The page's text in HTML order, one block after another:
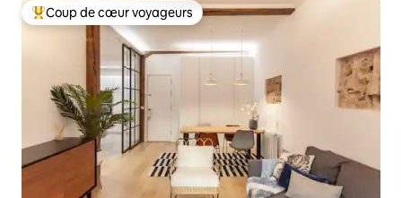
Coups de cœur voyageurs les plus appréciés
Coup de cœur voyageurs